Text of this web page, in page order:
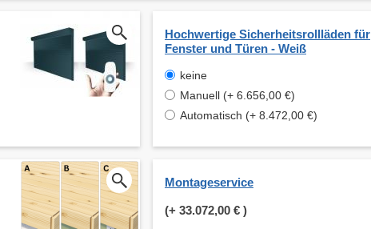
Hochwertige Sicherheitsrollläden für
Fenster und Türen - Weiß
keine
Manuell (+ 6.656,00 €)
Automatisch (+ 8.472,00 €)
Montageservice
(+ 33.072,00 € )